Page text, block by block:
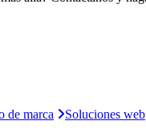
de marca Soluciones web